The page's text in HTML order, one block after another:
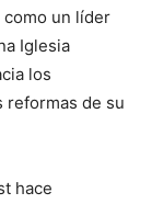
como un líder
Iglesia
los
reformas de su
hace